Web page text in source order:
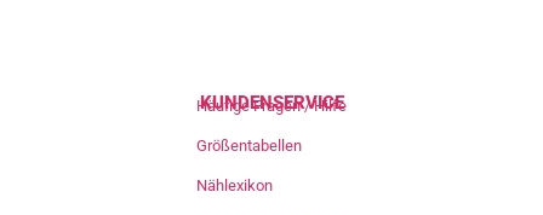
KUNDENSERVICE
Häufige Fragen / Hilfe
Größentabellen
Nählexikon